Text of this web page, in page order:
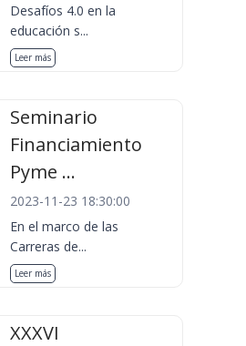
Desafíos 4.0 en la
educación s...
Leer más
Seminario
Financiamiento
Pyme ...
2023-11-23 18:30:00
En el marco de las
Carreras de...
Leer más
XXXVI